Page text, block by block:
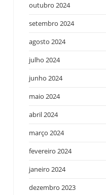
outubro 2024
setembro 2024
agosto 2024
julho 2024
junho 2024
maio 2024
abril 2024
março 2024
fevereiro 2024
janeiro 2024
dezembro 2023